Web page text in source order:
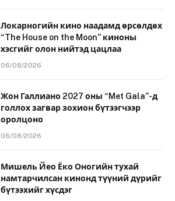
Локарногийн кино наадамд өрсөлдөх
“The House on the Moon” киноны
хэсгийг олон нийтэд цацлаа
06/08/2026
Жон Галлиано 2027 оны “Met Gala”-д
голлох загвар зохион бүтээгчээр
оролцоно
06/08/2026
Мишель Йео Ёко Оногийн тухай
намтарчилсан кинонд түүний дүрийг
бүтээхийг хүсдэг